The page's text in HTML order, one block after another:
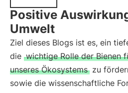
Positive
Umwelt
Ziel dieses Blogs ist es, ein
die wichtige Rolle der Bienen
unseres Ökosystems zu
sowie die wissenschaftliche